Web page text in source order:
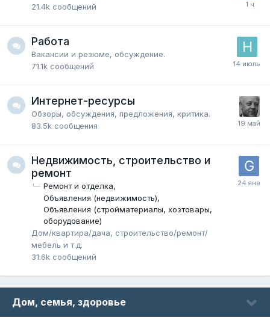
21.4k сообщений
Работа
Вакансии и резюме, обсуждение.
71.1k сообщений
Интернет-ресурсы
Обзоры, обсуждения, предложения, критика.
83.5k сообщения
Недвижимость, строительство и
ремонт
Ремонт и отделка
Объявления (недвижимость)
Объявления (стройматериалы, хозтовары,
оборудование)
Дом/квартира/дача, строительство/ремонт/
мебель и т.д.
31.6k сообщений
Дом, семья, здоровье